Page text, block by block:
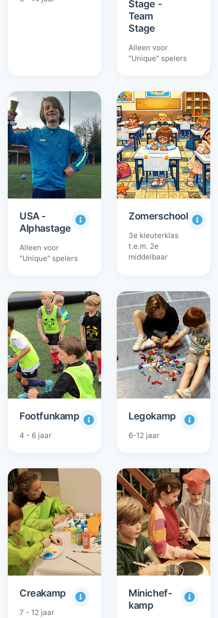
Stage -
Team
Stage
Alleen voor
"Unique" spelers
USA -
Alphastage
Alleen voor
"Unique" spelers
Zomerschool
3e kleuterklas
t.e.m. 2e
middelbaar
Footfunkamp
4 - 6 jaar
Legokamp
6-12 jaar
Creakamp
7 - 12 jaar
Minichef-
kamp